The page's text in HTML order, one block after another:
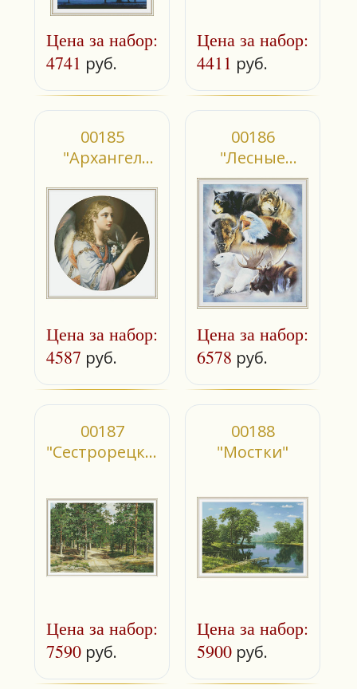
Цена за набор:
4741 руб.
Цена за набор:
4411 руб.
00185
"Архангел
Цена за набор:
4587 руб.
00186
"Лесные
жители"
Цена за набор:
6578 руб.
00187
"Сестрорецкий
Цена за набор:
7590 руб.
00188
"Мостки"
Цена за набор:
5900 руб.